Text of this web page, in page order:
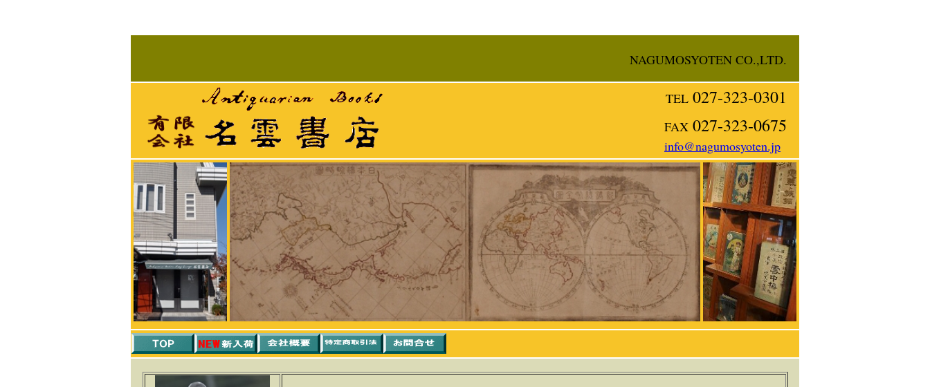
NAGUMOSYOTEN CO.,LTD.
TEL 027-323-0301
FAX 027-323-0675
info@nagumosyoten.jp